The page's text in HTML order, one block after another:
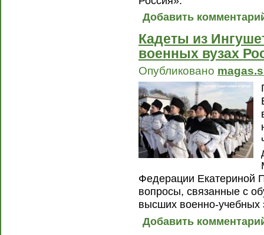
Добавить
Кадеты из
военных вузах
Опубликовано
Федерации Екатериной
вопросы, связанные с
высших военно-учебных
Добавить